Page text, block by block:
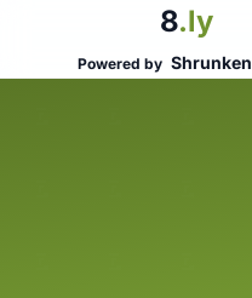
8.ly
Powered by Shrunken